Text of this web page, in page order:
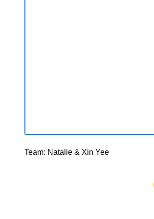
Team: Natalie & Xin Yee